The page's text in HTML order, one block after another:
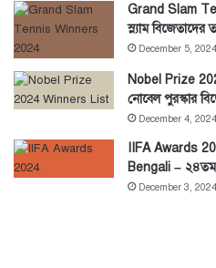
Grand Slam
স্ল্যাম বিজেতাদের
December 5, 2024
Nobel Prize
নোবেল পুরস্কার
December 4, 2024
IIFA Awards
Bengali – ২৪তম
December 3, 2024